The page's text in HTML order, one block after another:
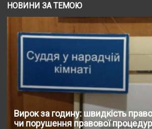
НОВИНИ ЗА ТЕМОЮ
Вирок за годину: швидкість
чи порушення правової